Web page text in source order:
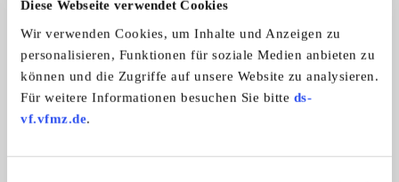
Diese Webseite verwendet Cookies
Wir verwenden Cookies, um Inhalte und Anzeigen zu
personalisieren, Funktionen für soziale Medien anbieten zu
können und die Zugriffe auf unsere Website zu analysieren.
Für weitere Informationen besuchen Sie bitte ds-
vf.vfmz.de.
Benutzer sind und daher wertvoller für Publisher und
werbetreibende Drittparteien sind.
Name Anbieter Zweck
Maximale
Speicherdauer
Typ
__Secure
ROLLOU
der Nutzer mit
Coo